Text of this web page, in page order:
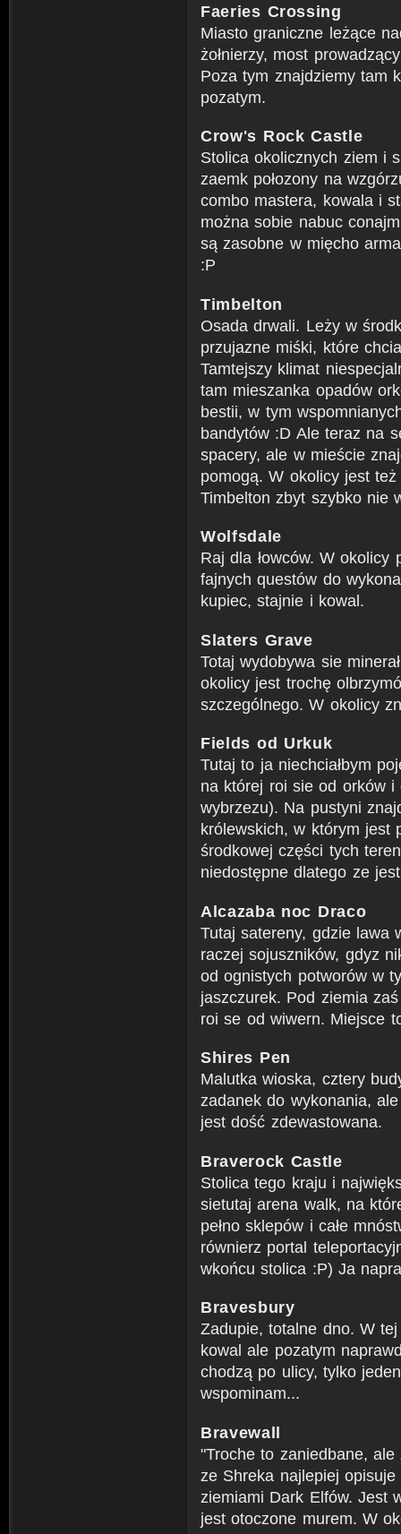
Faeries Crossing
Miasto graniczne leżące
żołnierzy, most
Poza tym znajdziemy tam
pozatym.
Crow's Rock Castle
Stolica okolicznych ziem i
zaemk połozony na
combo mastera, kowala i
można sobie nabuc
są zasobne w mięcho
:P
Timbelton
Osada drwali. Leży w
przujazne miśki, które
Tamtejszy klimat
tam mieszanka opadów
bestii, w tym
bandytów :D Ale teraz na
spacery, ale w mieście
pomogą. W okolicy jest
Timbelton zbyt szybko nie
Wolfsdale
Raj dla łowców. W okolicy
fajnych questów do
kupiec, stajnie i kowal.
Slaters Grave
Totaj wydobywa sie
okolicy jest trochę
szczególnego. W okolicy
Fields od Urkuk
Tutaj to ja niechciałbym
na której roi sie od orków i
wybrzezu). Na pustyni
królewskich, w którym jest
środkowej części tych
niedostępne dlatego ze
Alcazaba noc Draco
Tutaj satereny, gdzie lawa
raczej sojuszników, gdyz
od ognistych potworów w
jaszczurek. Pod ziemia
roi se od wiwern. Miejsce
Shires Pen
Malutka wioska, cztery
zadanek do wykonania,
jest dość zdewastowana.
Braverock Castle
Stolica tego kraju i
sietutaj arena walk, na
pełno sklepów i całe
równierz portal
wkońcu stolica :P) Ja
Bravesbury
Zadupie, totalne dno. W
kowal ale pozatym
chodzą po ulicy, tylko
wspominam...
Bravewall
"Troche to zaniedbane,
ze Shreka najlepiej
ziemiami Dark Elfów. Jest
jest otoczone murem. W